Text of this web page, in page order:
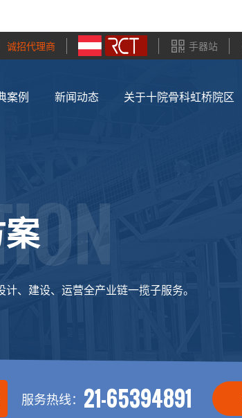
诚招代理商 手器站
案例 新闻动态 关于十院骨科虹桥院区
、建设、运营全产业链一揽子服务。
服务热线： 21-65394891